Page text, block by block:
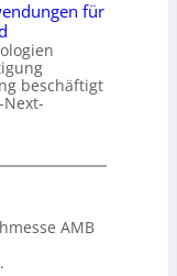
für
beschäftigt
AMB